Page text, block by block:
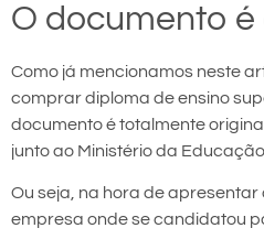
O documento é
Como já mencionamos neste
comprar diploma de ensino
documento é totalmente
junto ao Ministério da Educação.
Ou seja, na hora de
empresa onde se candidatou